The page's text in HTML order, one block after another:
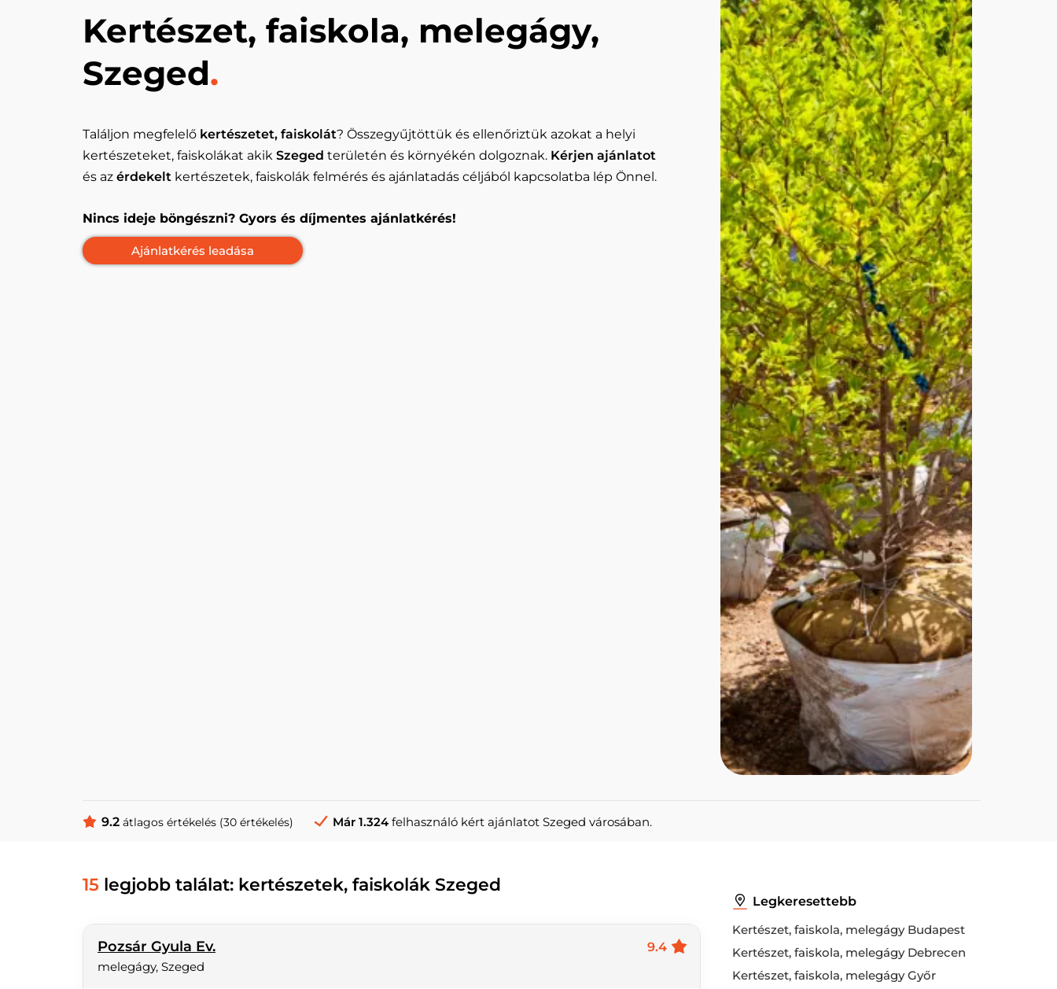
Kertészet, faiskola, melegágy,
Szeged.
Találjon megfelelő kertészetet, faiskolát? Összegyűjtöttük és ellenőriztük azokat a helyi
kertészeteket, faiskolákat akikSzeged területén és környékén dolgoznak. Kérjen ajánlatot
és azérdekelt kertészetek, faiskolák felmérés és ajánlatadás céljából kapcsolatba lép Önnel.
Nincs ideje böngészni? Gyors és díjmentes ajánlatkérés!
9.2 átlagos értékelés (30 értékelés) Már 1.324 felhasználó kért ajánlatot Szeged városában.
15 legjobb találat: kertészetek, faiskolák Szeged
Pozsár Gyula Ev.
9.4
melegágy, Szeged
Legkeresettebb
Kertészet, faiskola, melegágy Budapest
Kertészet, faiskola, melegágy Debrecen
Kertészet, faiskola, melegágy Győr